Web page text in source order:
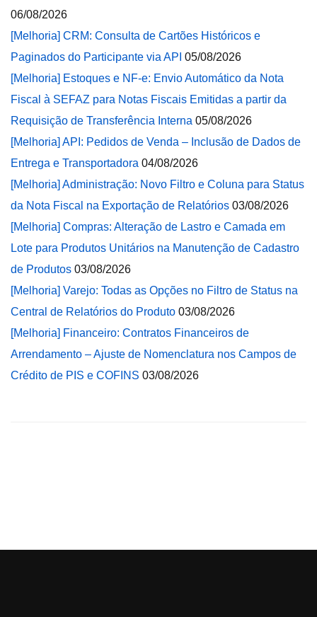
06/08/2026
[Melhoria] CRM: Consulta de Cartões Históricos e
Paginados do Participante via API 05/08/2026
[Melhoria] Estoques e NF-e: Envio Automático da Nota
Fiscal à SEFAZ para Notas Fiscais Emitidas a partir da
Requisição de Transferência Interna 05/08/2026
[Melhoria] API: Pedidos de Venda – Inclusão de Dados de
Entrega e Transportadora 04/08/2026
[Melhoria] Administração: Novo Filtro e Coluna para Status
da Nota Fiscal na Exportação de Relatórios 03/08/2026
[Melhoria] Compras: Alteração de Lastro e Camada em
Lote para Produtos Unitários na Manutenção de Cadastro
de Produtos 03/08/2026
[Melhoria] Varejo: Todas as Opções no Filtro de Status na
Central de Relatórios do Produto 03/08/2026
[Melhoria] Financeiro: Contratos Financeiros de
Arrendamento – Ajuste de Nomenclatura nos Campos de
Crédito de PIS e COFINS 03/08/2026